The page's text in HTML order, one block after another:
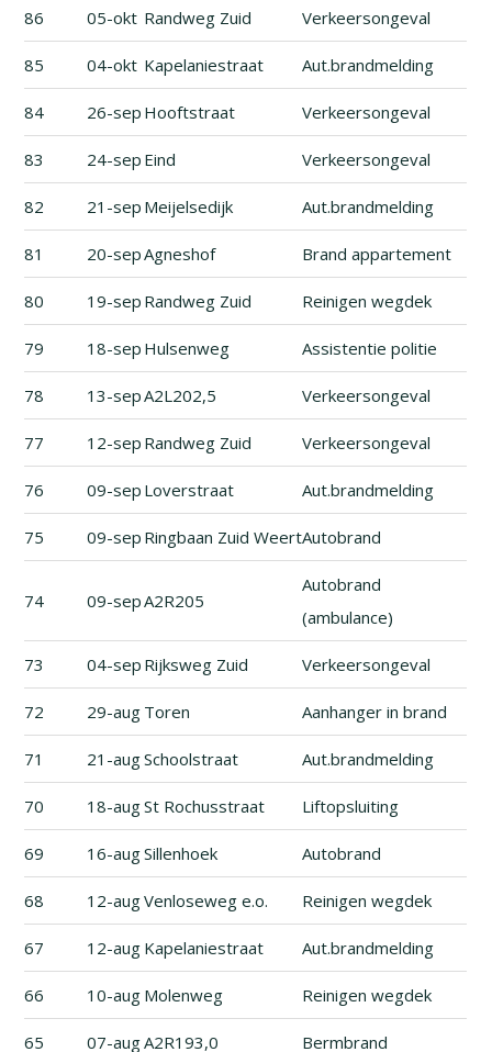
86 05-okt Randweg Zuid Verkeersongeval
85 04-okt Kapelaniestraat Aut.brandmelding
84 26-sep Hooftstraat Verkeersongeval
83 24-sep Eind Verkeersongeval
82 21-sep Meijelsedijk Aut.brandmelding
81 20-sepAgneshof Brand appartement
80 19-sep Randweg Zuid Reinigen wegdek
79 18-sep Hulsenweg Assistentie politie
78 13-sepA2L202,5 Verkeersongeval
77 12-sep Randweg Zuid Verkeersongeval
76 09-sep Loverstraat Aut.brandmelding
75 09-sep Ringbaan Zuid WeertAutobrand
74 09-sepA2R205
Autobrand
(ambulance)
73 04-sep Rijksweg Zuid Verkeersongeval
72 29-aug Toren Aanhanger in brand
71 21-augSchoolstraat Aut.brandmelding
70 18-augSt Rochusstraat Liftopsluiting
69 16-augSillenhoek Autobrand
68 12-augVenloseweg e.o. Reinigen wegdek
67 12-aug Kapelaniestraat Aut.brandmelding
66 10-aug Molenweg Reinigen wegdek
65 07-augA2R193,0 Bermbrand